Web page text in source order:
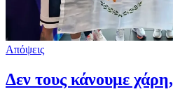
Απόψεις
Δεν τους κάνουμε